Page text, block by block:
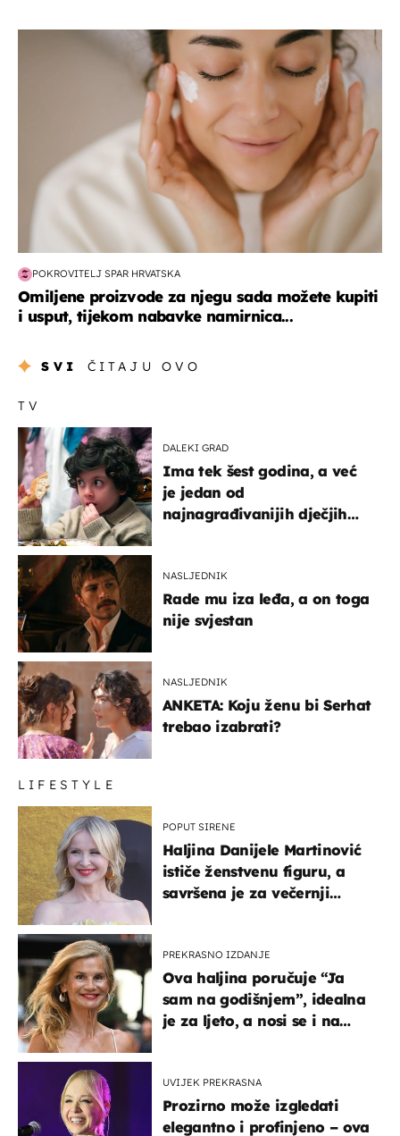
moda & ljepota
POKROVITELJ SPAR HRVATSKA
Omiljene proizvode za njegu sada možete kupiti
i usput, tijekom nabavke namirnica...
SVI ČITAJU OVO
TV
DALEKI GRAD
Ima tek šest godina, a već
je jedan od
najnagrađivanijih dječjih
NASLJEDNIK
Rade mu iza leđa, a on toga
nije svjestan
NASLJEDNIK
ANKETA: Koju ženu bi Serhat
trebao izabrati?
LIFESTYLE
POPUT SIRENE
Haljina Danijele Martinović
ističe ženstvenu figuru, a
savršena je za večernji
PREKRASNO IZDANJE
Ova haljina poručuje “Ja
sam na godišnjem”, idealna
je za ljeto, a nosi se i na
UVIJEK PREKRASNA
Prozirno može izgledati
elegantno i profinjeno – ova